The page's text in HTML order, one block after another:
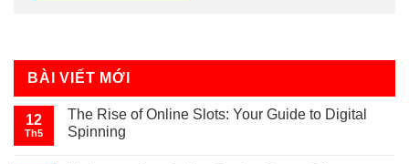
BÀI VIẾT MỚI
12
Th5
The Rise of Online Slots: Your Guide to Digital
Spinning